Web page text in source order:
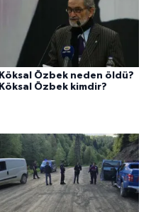
Köksal Özbek neden öldü?
Köksal Özbek kimdir?